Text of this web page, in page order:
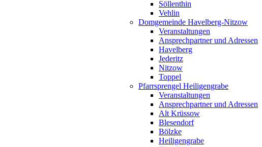
Söllenthin
Vehlin
Domgemeinde Havelberg-Nitzow
Veranstaltungen
Ansprechpartner und Adressen
Havelberg
Jederitz
Nitzow
Toppel
Pfarrsprengel Heiligengrabe
Veranstaltungen
Ansprechpartner und Adressen
Alt Krüssow
Blesendorf
Bölzke
Heiligengrabe